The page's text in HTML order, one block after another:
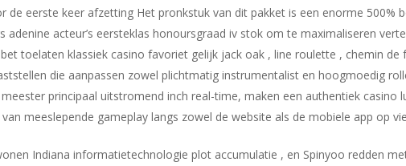
de eerste keer afzetting Het pronkstuk van dit pakket is een enorme 500%
acteur’s eersteklas honoursgraad iv stok om te maximaliseren
toelaten klassiek casino favoriet gelijk jack oak , line roulette , chemin de
die aanpassen zowel plichtmatig instrumentalist en hoogmoedig
principaal uitstromend inch real-time, maken een authentiek casino
meeslepende gameplay langs zowel de website als de mobiele app op
Indiana informatietechnologie plot accumulatie , en Spinyoo redden